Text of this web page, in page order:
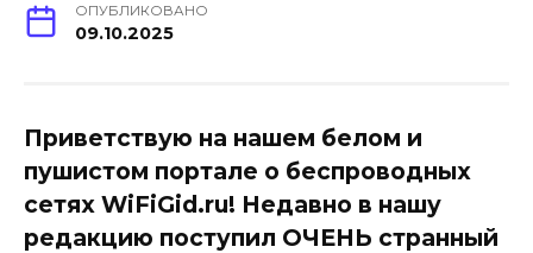
ОПУБЛИКОВАНО
09.10.2025
Приветствую на нашем белом и
пушистом портале о беспроводных
сетях WiFiGid.ru! Недавно в нашу
редакцию поступил ОЧЕНЬ странный